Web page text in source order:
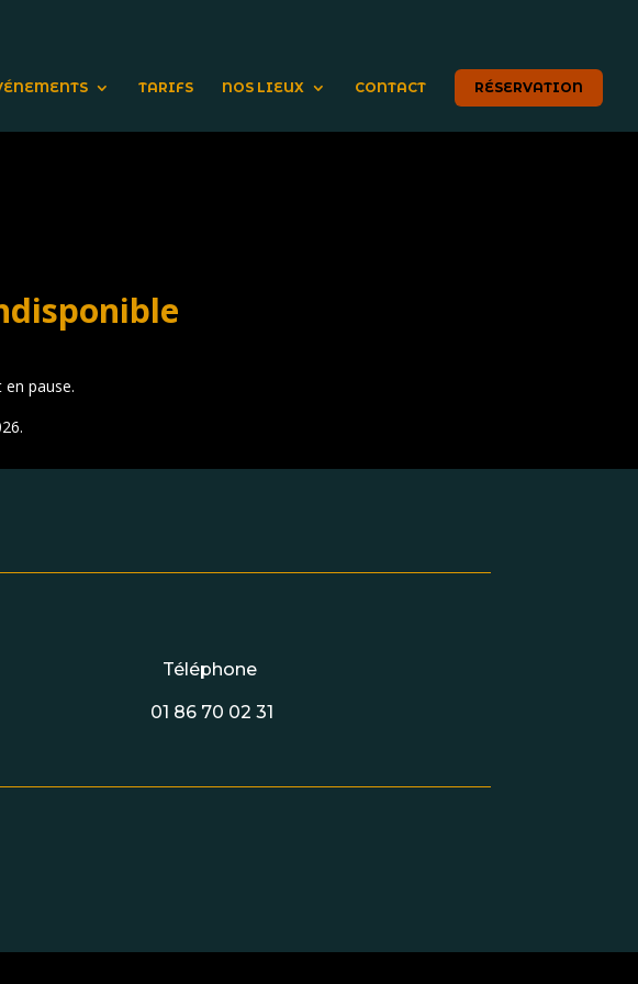
TARIFS NOS LIEUX CONTACT RÉSERVATION
pause.
Téléphone
01 86 70 02 31